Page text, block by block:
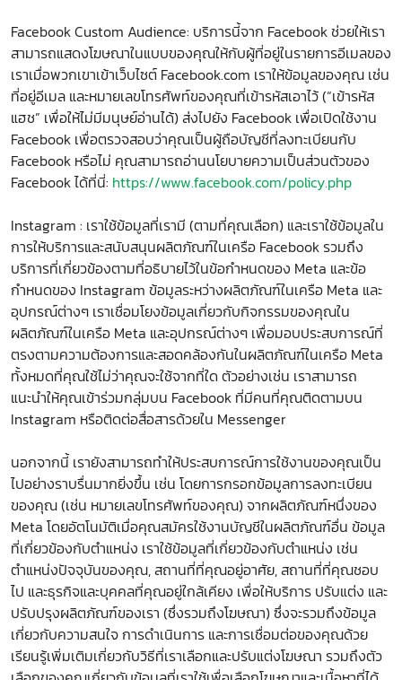
Facebook Custom Audience: บริการนี้จาก Facebook ช่วยให้เรา
สามารถแสดงโฆษณาในแบบของคุณให้กับผู้ที่อยู่ในรายการอีเมลของ
เราเมื่อพวกเขาเข้าเว็บไซต์ Facebook.com เราให้ข้อมูลของคุณ เช่น
ที่อยู่อีเมล และหมายเลขโทรศัพท์ของคุณที่เข้ารหัสเอาไว้ (“เข้ารหัส
แฮช” เพื่อให้ไม่มีมนุษย์อ่านได้) ส่งไปยัง Facebook เพื่อเปิดใช้งาน
Facebook เพื่อตรวจสอบว่าคุณเป็นผู้ถือบัญชีที่ลงทะเบียนกับ
Facebook หรือไม่ คุณสามารถอ่านนโยบายความเป็นส่วนตัวของ
Facebook ได้ที่นี่: https://www.facebook.com/policy.php
Instagram : เราใช้ข้อมูลที่เรามี (ตามที่คุณเลือก) และเราใช้ข้อมูลใน
การให้บริการและสนับสนุนผลิตภัณฑ์ในเครือ Facebook รวมถึง
บริการที่เกี่ยวข้องตามที่อธิบายไว้ในข้อกำหนดของ Meta และข้อ
กำหนดของ Instagram ข้อมูลระหว่างผลิตภัณฑ์ในเครือ Meta และ
อุปกรณ์ต่างๆ เราเชื่อมโยงข้อมูลเกี่ยวกับกิจกรรมของคุณใน
ผลิตภัณฑ์ในเครือ Meta และอุปกรณ์ต่างๆ เพื่อมอบประสบการณ์ที่
ตรงตามความต้องการและสอดคล้องกันในผลิตภัณฑ์ในเครือ Meta
ทั้งหมดที่คุณใช้ไม่ว่าคุณจะใช้จากที่ใด ตัวอย่างเช่น เราสามารถ
แนะนำให้คุณเข้าร่วมกลุ่มบน Facebook ที่มีคนที่คุณติดตามบน
Instagram หรือติดต่อสื่อสารด้วยใน Messenger
นอกจากนี้ เรายังสามารถทำให้ประสบการณ์การใช้งานของคุณเป็น
ไปอย่างราบรื่นมากยิ่งขึ้น เช่น โดยการกรอกข้อมูลการลงทะเบียน
ของคุณ (เช่น หมายเลขโทรศัพท์ของคุณ) จากผลิตภัณฑ์หนึ่งของ
Meta โดยอัตโนมัติเมื่อคุณสมัครใช้งานบัญชีในผลิตภัณฑ์อื่น ข้อมูล
ที่เกี่ยวข้องกับตำแหน่ง เราใช้ข้อมูลที่เกี่ยวข้องกับตำแหน่ง เช่น
ตำแหน่งปัจจุบันของคุณ, สถานที่ที่คุณอยู่อาศัย, สถานที่ที่คุณชอบ
ไป และธุรกิจและบุคคลที่คุณอยู่ใกล้เคียง เพื่อให้บริการ ปรับแต่ง และ
ปรับปรุงผลิตภัณฑ์ของเรา (ซึ่งรวมถึงโฆษณา) ซึ่งจะรวมถึงข้อมูล
เกี่ยวกับความสนใจ การดำเนินการ และการเชื่อมต่อของคุณด้วย
เรียนรู้เพิ่มเติมเกี่ยวกับวิธีที่เราเลือกและปรับแต่งโฆษณา รวมถึงตัว